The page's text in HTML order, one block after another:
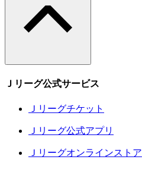
Ｊリーグ公式サービス
Ｊリーグチケット
Ｊリーグ公式アプリ
Ｊリーグオンラインストア